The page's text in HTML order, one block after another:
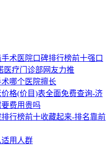
术医院口碑排行榜前十强口
医疗门诊部网友力推
哪个医院擅长
格(价目)表全面免费查询-济
费用贵吗
行榜前十收藏起来-排名靠前
用人群